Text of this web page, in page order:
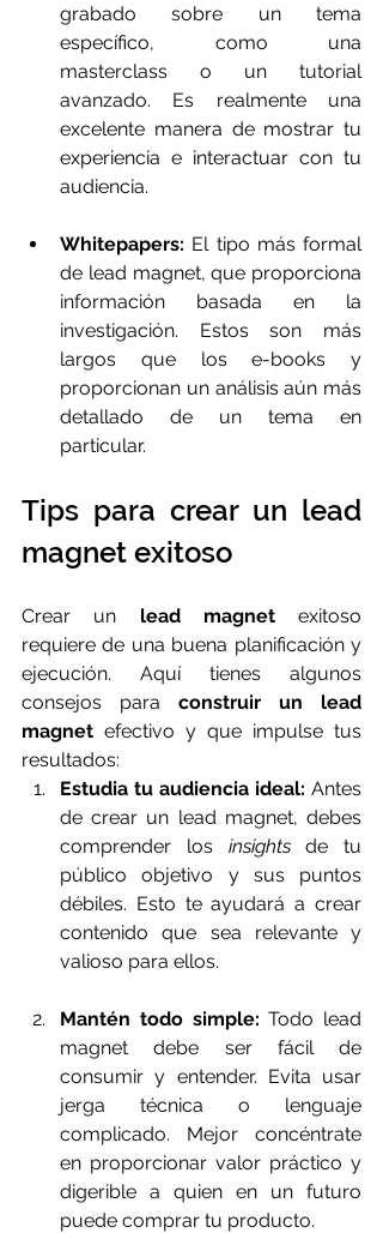
grabado sobre un tema
específico, como una
masterclass o un tutorial
avanzado. Es realmente una
excelente manera de mostrar tu
experiencia e interactuar con tu
audiencia.
Whitepapers: El tipo más formal
de lead magnet, que proporciona
información basada en la
investigación. Estos son más
largos que los e-books y
proporcionan un análisis aún más
detallado de un tema en
particular.
Tips para crear un lead
magnet exitoso
Crear un lead magnet exitoso
requiere de una buena planificación y
ejecución. Aquí tienes algunos
consejos para construir un lead
magnet efectivo y que impulse tus
resultados:
Estudia tu audiencia ideal: Antes
de crear un lead magnet, debes
comprender los insights de tu
público objetivo y sus puntos
débiles. Esto te ayudará a crear
contenido que sea relevante y
valioso para ellos.
Mantén todo simple: Todo lead
magnet debe ser fácil de
consumir y entender. Evita usar
jerga técnica o lenguaje
complicado. Mejor concéntrate
en proporcionar valor práctico y
digerible a quien en un futuro
puede comprar tu producto.